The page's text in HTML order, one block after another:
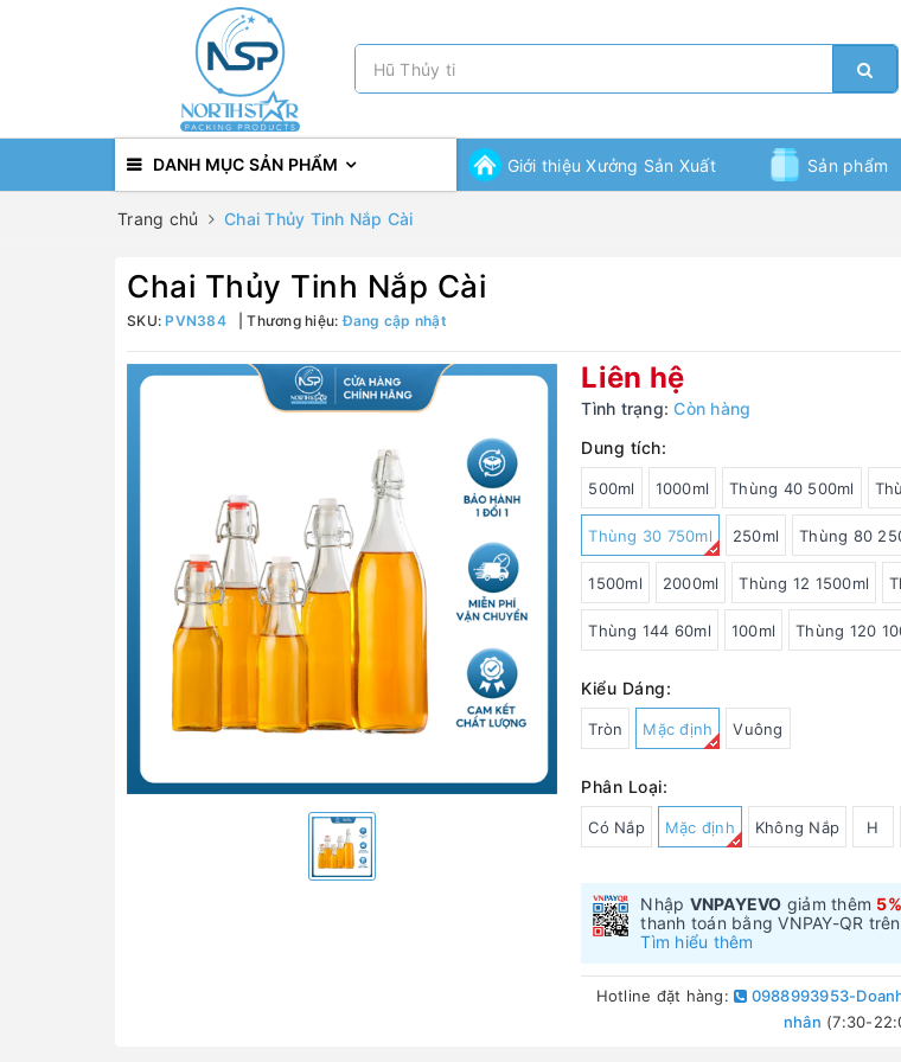
DANH MỤC SẢN PHẨM Giới thiệu Xưởng Sản Xuất Sản phẩm
Trang chủ Chai Thủy Tinh Nắp Cài
Chai Thủy Tinh Nắp Cài
SKU:PVN384 Thương hiệu:Đang cập nhật
Liên hệ
Tình trạng: Còn hàng
Dung tích:
500ml 1000ml Thùng 40 500ml
Thùng 30 750ml 250ml Thùng 80
1500ml 2000ml Thùng 12 1500ml
Thùng 144 60ml 100ml Thùng 120
Kiểu Dáng:
Tròn Mặc định Vuông
Phân Loại:
Có Nắp Mặc định Không Nắp H
Nhập VNPAYEVO giảm thêm 5%
thanh toán bằng VNPAY-QR
Tìm hiểu thêm
Hotline đặt hàng:
0988993953-
nhân (7:30-